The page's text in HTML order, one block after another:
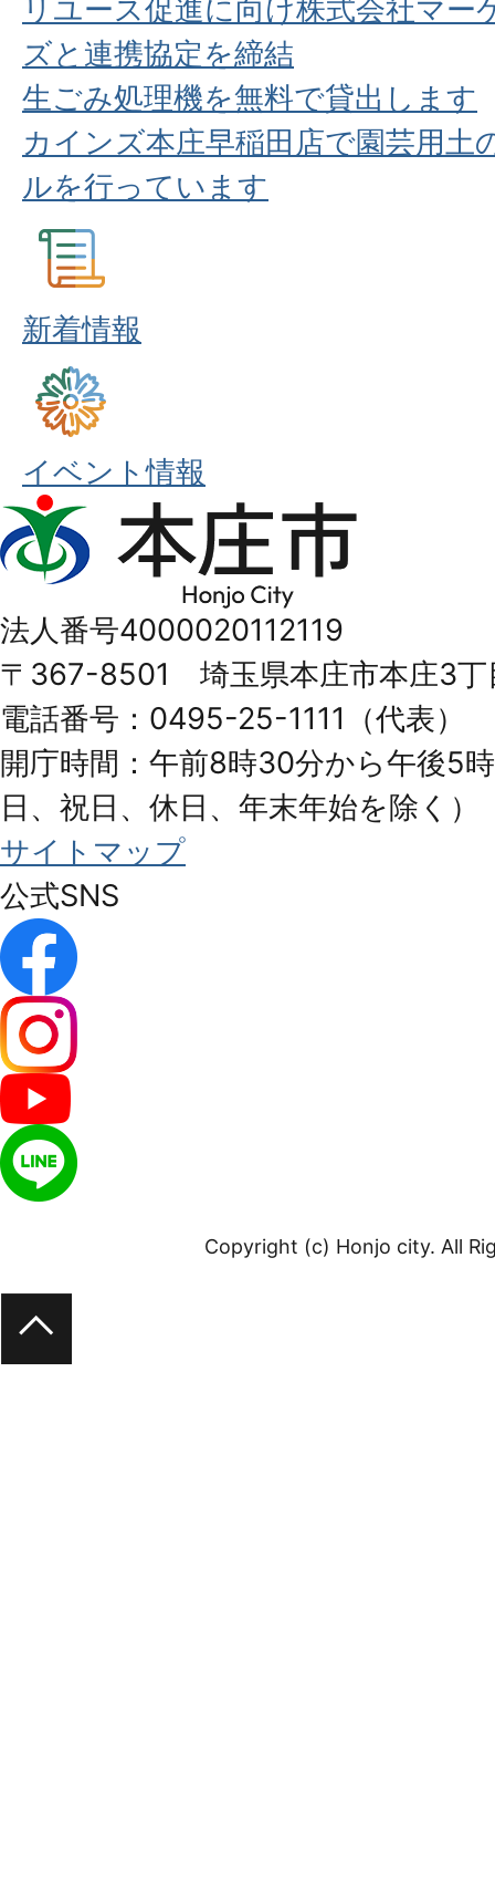
リユース促進に向け株式会社マ
ズと連携協定を締結
生ごみ処理機を無料で貸出します
カインズ本庄早稲田店で園芸用土
ルを行っています
新着情報
イベント情報
本
庄
Honjo
City
法人番号4000020112119
〒367-8501 埼玉県本庄市本庄3丁
電話番号：0495-25-1111（代表）
開庁時間：午前8時30分から午後5
日、祝日、休日、年末年始を除く）
サイトマップ
公式SNS
Copyright (c) Honjo city. All